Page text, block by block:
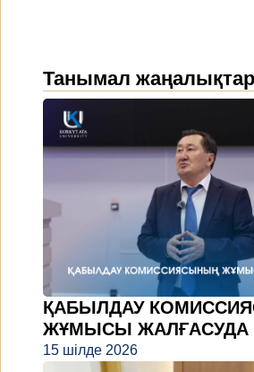
Танымал жаңалықтар
ҚАБЫЛДАУ
ЖҰМЫСЫ ЖАЛҒАСУДА
15 шілде 2026